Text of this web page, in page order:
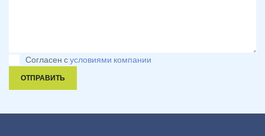
Согласен сусловиями компании
ОТПРАВИТЬ